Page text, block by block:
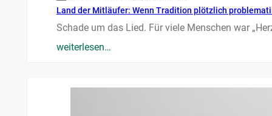
Land der Mitläufer: Wenn Tradition plötzlich
Schade um das Lied. Für viele Menschen war
weiterlesen…